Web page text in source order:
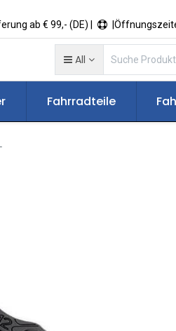
ab € 99,- (DE) |
All
Fahrradteile